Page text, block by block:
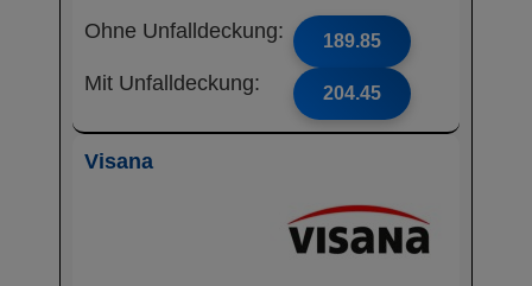
Ohne Unfalldeckung: 189.85
Mit Unfalldeckung: 204.45
Visana